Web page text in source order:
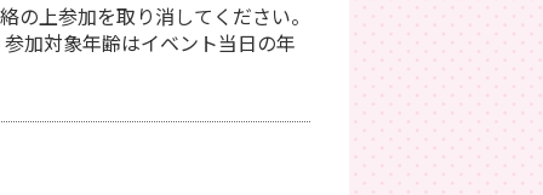
上参加を取り消してください。
加対象年齢はイベント当日の年